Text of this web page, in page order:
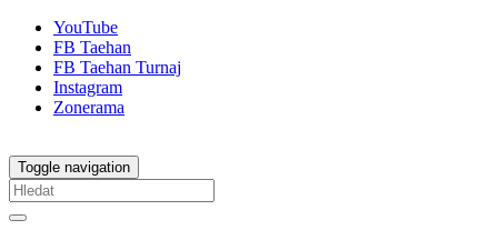
YouTube
FB Taehan
FB Taehan Turnaj
Instagram
Zonerama
Toggle navigation